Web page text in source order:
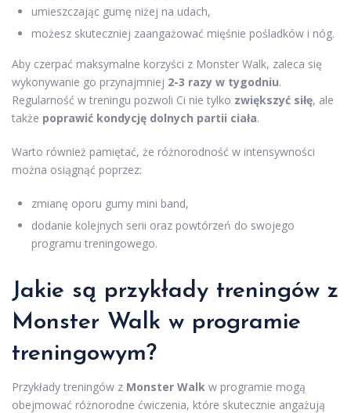
umieszczając gumę niżej na udach,
możesz skuteczniej zaangażować mięśnie pośladków i nóg.
Aby czerpać maksymalne korzyści z Monster Walk, zaleca się
wykonywanie go przynajmniej 2-3 razy w tygodniu.
Regularność w treningu pozwoli Ci nie tylko zwiększyć siłę, ale
także poprawić kondycję dolnych partii ciała.
Warto również pamiętać, że różnorodność w intensywności
można osiągnąć poprzez:
zmianę oporu gumy mini band,
dodanie kolejnych serii oraz powtórzeń do swojego
programu treningowego.
Jakie są przykłady treningów z
Monster Walk w programie
treningowym?
Przykłady treningów z Monster Walk w programie mogą
obejmować różnorodne ćwiczenia, które skutecznie angażują